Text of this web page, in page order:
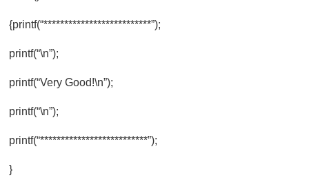
{printf(“**************************”);
printf(“\n”);
printf(“Very Good!\n”);
printf(“\n”);
printf(“**************************”);
}